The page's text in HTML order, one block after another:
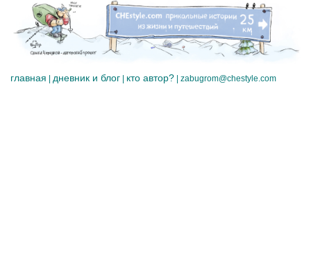
главная | дневник и блог | кто автор? | zabugrom@chestyle.com